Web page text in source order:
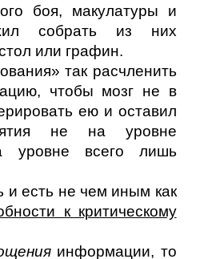
боя, макулатуры и
собрать из них
или графин.
так расчленить
чтобы мозг не в
ею и оставил
не на уровне
всего лишь
и есть не чем иным как
к критическому
информации, то